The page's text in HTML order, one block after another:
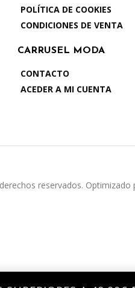
POLÍTICA DE COOKIES
CONDICIONES DE VENTA
CARRUSEL MODA
CONTACTO
ACEDER A MI CUENTA
reservados. Optimizado